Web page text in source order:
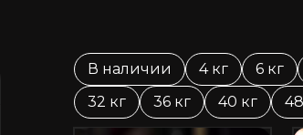
В наличии 4 кг 6 кг
32 кг
36 кг 40 кг